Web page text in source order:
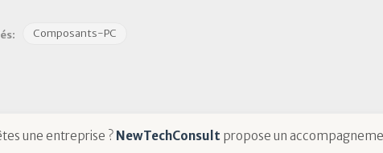
Composants-PC
une entreprise ? NewTechConsult propose un